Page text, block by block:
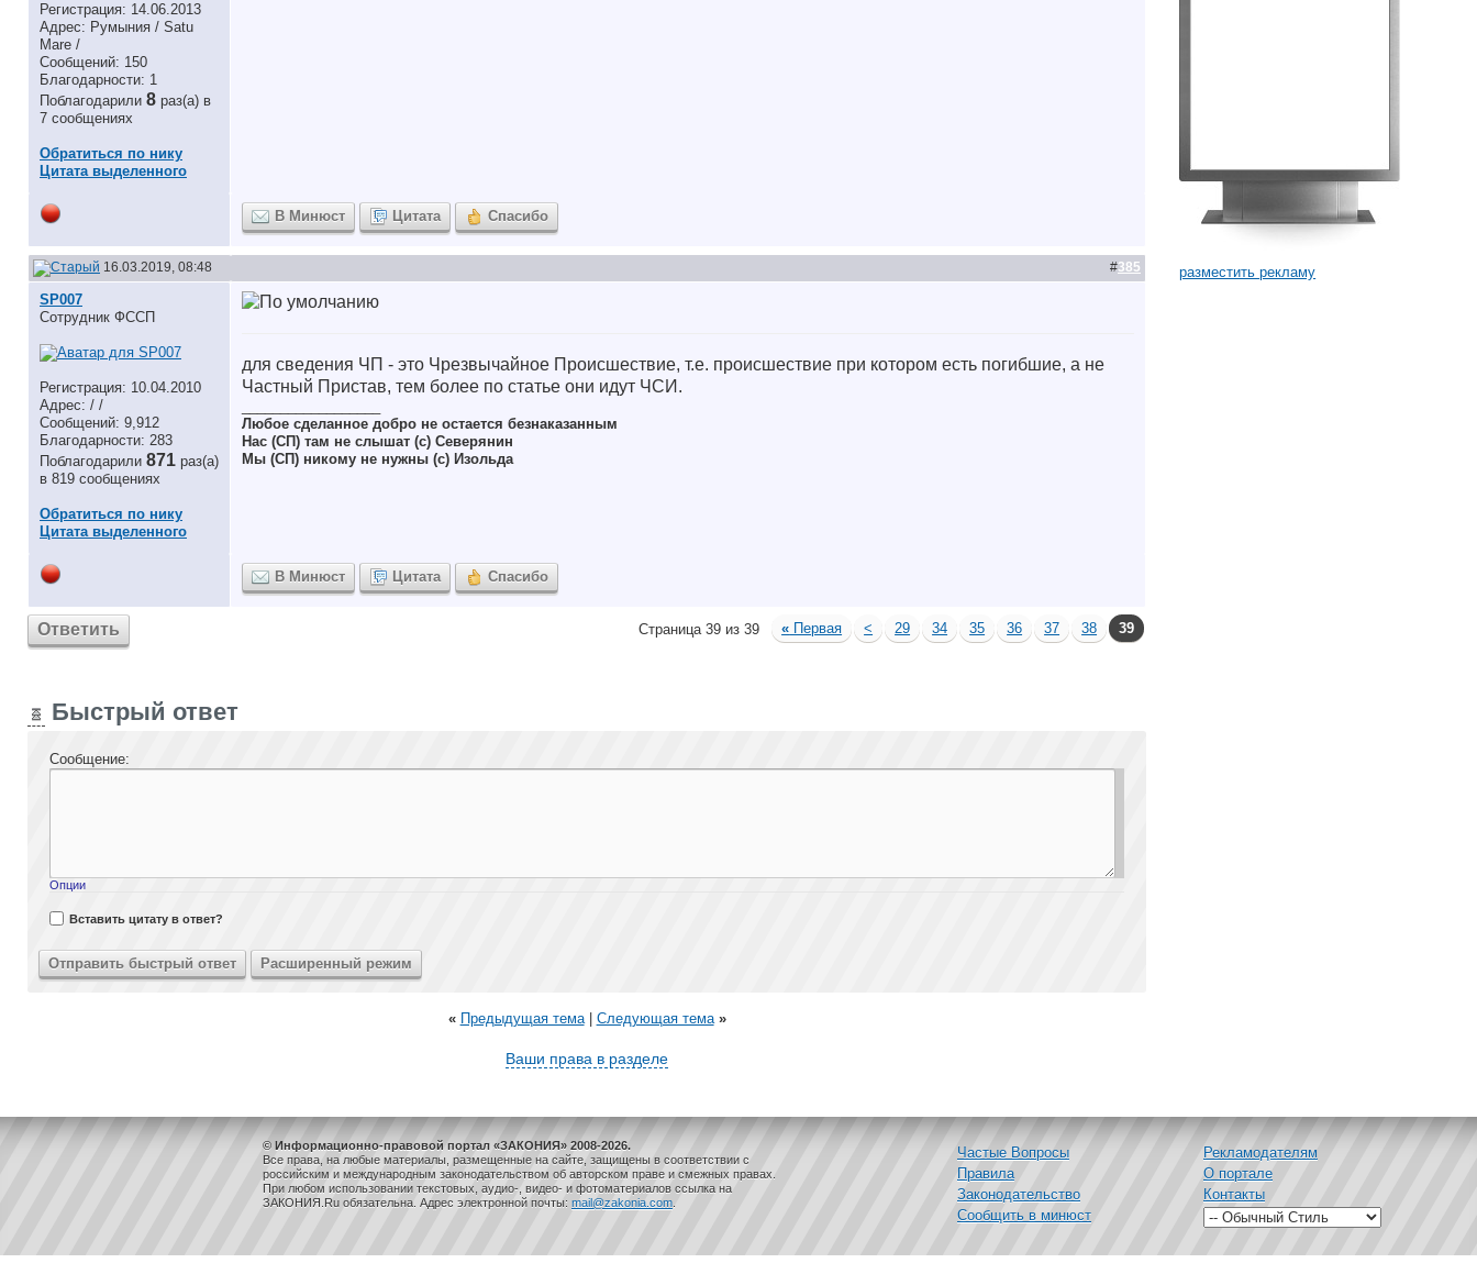
Регистрация: 14.06.2013
Адрес: Румыния / Satu
Mare /
Сообщений: 150
Благодарности: 1
Поблагодарили 8 раз(а) в
7 сообщениях
Обратиться по нику
Цитата выделенного
В Минюст Цитата Спасибо
16.03.2019, 08:48 #385
SP007
Сотрудник ФССП
Регистрация: 10.04.2010
Адрес: / /
Сообщений: 9,912
Благодарности: 283
Поблагодарили 871 раз(а)
в 819 сообщениях
Обратиться по нику
Цитата выделенного
для сведения ЧП - это Чрезвычайное Происшествие, т.е. происшествие при котором есть погибшие, а не
Частный Пристав, тем более по статье они идут ЧСИ.
Любое сделанное добро не остается безнаказанным
Нас (СП) там не слышат (с) Северянин
Мы (СП) никому не нужны (с) Изольда
В Минюст Цитата Спасибо
Ответить Страница 39 из 39 « Первая < 29 34 35 36 37 38 39
Быстрый ответ
Сообщение:
Опции
Вставить цитату в ответ?
« Предыдущая тема| Следующая тема »
Ваши права в разделе
разместить рекламу
© Информационно-правовой портал «ЗАКОНИЯ» 2008-2026.
Все права, на любые материалы, размещенные на сайте, защищены в соответствии с
российским и международным законодательством об авторском праве и смежных правах.
При любом использовании текстовых, аудио-, видео- и фотоматериалов ссылка на
ЗАКОНИЯ.Ru обязательна. Адрес электронной почты: mail@zakonia.com
Частые Вопросы
Правила
Законодательство
Сообщить в минюст
Рекламодателям
О портале
Контакты